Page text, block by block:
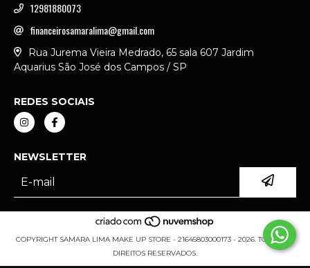
12981880073
financeirosamaralima@gmail.com
Rua Jurema Vieira Medrado, 65 sala 607 Jardim
Aquarius São José dos Campos / SP
REDES SOCIAIS
NEWSLETTER
COPYRIGHT SAMARA LIMA MAKE UP STORE - 21645803000173 - 2026. TODOS OS
DIREITOS RESERVADOS.